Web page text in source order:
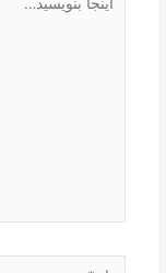
بنویسید…
نام*